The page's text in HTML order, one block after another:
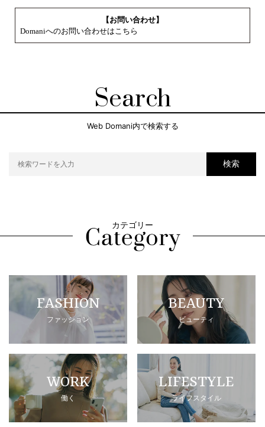
【お問い合わせ】
Domaniへのお問い合わせはこちら
Search
Web Domani内で検索する
検索
カテゴリー
FASHION
ファッション
BEAUTY
ビューティ
WORK
働く
LIFESTYLE
ライフスタイル